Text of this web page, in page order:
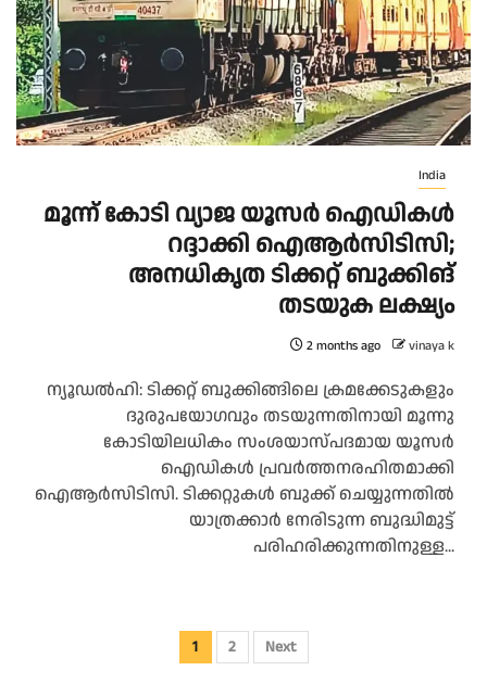
India
മൂന്ന് കോടി വ്യാജ യൂസർ ഐഡികൾ
റദ്ദാക്കി ഐആർസിടിസി;
അനധികൃത ടിക്കറ്റ് ബുക്കിങ്
തടയുക ലക്ഷ്യം
2 months ago vinaya k
ന്യൂഡൽഹി: ടിക്കറ്റ് ബുക്കിങ്ങിലെ ക്രമക്കേടുകളും
ദുരുപയോഗവും തടയുന്നതിനായി മൂന്നു
കോടിയിലധികം സംശയാസ്പദമായ യൂസർ
ഐഡികൾ പ്രവർത്തനരഹിതമാക്കി
ഐആർസിടിസി. ടിക്കറ്റുകൾ ബുക്ക് ചെയ്യുന്നതിൽ
യാത്രക്കാർ നേരിടുന്ന ബുദ്ധിമുട്ട്
പരിഹരിക്കുന്നതിനുള്ള...
Posts
1 2 Next